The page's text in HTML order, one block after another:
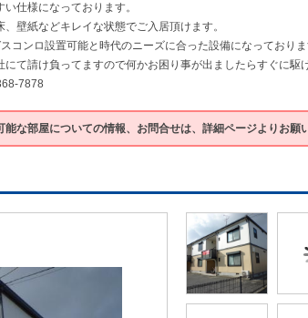
仕様になっております。
壁紙などキレイな状態でご入居頂けます。
コンロ設置可能と時代のニーズに合った設備になっており
て請け負ってますので何かお困り事が出ましたらすぐに駆
7878
な部屋についての情報、お問合せは、詳細ページよりお願